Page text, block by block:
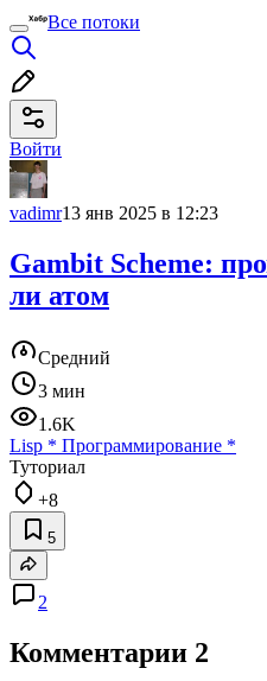
Все потоки
Войти
vadimr13 янв 2025 в 12:23
Gambit Scheme:
ли атом
Средний
3 мин
1.6K
Lisp * Программирование *
Туториал
+8
5
2
Комментарии 2